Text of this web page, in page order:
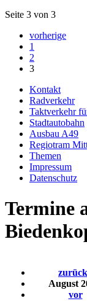
Seite 3 von 3
vorherige
1
2
3
Kontakt
Radverkehr
Taktverkehr
Stadtautobahn
Ausbau A49
Regiotram
Themen
Impressum
Datenschutz
Termine
zurück
August
vor